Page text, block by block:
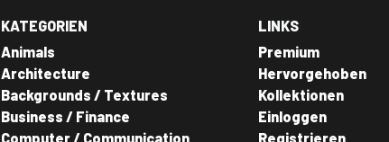
KATEGORIEN
Animals
Architecture
Backgrounds / Textures
Business / Finance
Computer / Communication
LINKS
Premium
Hervorgehoben
Kollektionen
Einloggen
Registrieren